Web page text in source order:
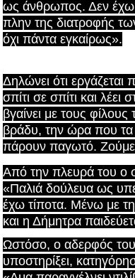
ως άνθρωπος. Δεν έχω
πλην της διατροφής
όχι πάντα εγκαίρως».
Δηλώνει ότι
σπίτι σε σπίτι και
βγαίνει με τους
βράδυ, την ώρα που τα
πάρουν παγωτό.
Από την πλευρά του ο
«Παλιά δούλευα ως
έχω τίποτα. Μένω με
και η Δήμητρα
Ωστόσο, ο αδερφός
υποστηρίξει,